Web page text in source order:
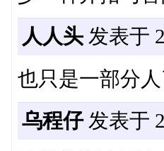
人人头发表于
也只是一部分人
乌程仔发表于